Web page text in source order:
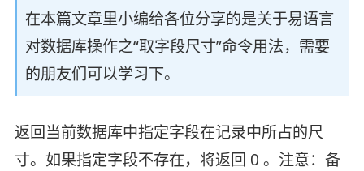
在本篇文章里小编给各位分享的是关于易语言
对数据库操作之“取字段尺寸”命令用法，需要
的朋友们可以学习下。
返回当前数据库中指定字段在记录中所占的尺
寸。如果指定字段不存在，将返回 0 。注意：备